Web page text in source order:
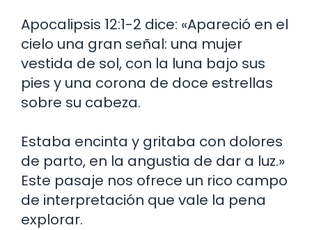
Apocalipsis 12:1-2 dice: «Apareció en el
cielo una gran señal: una mujer
vestida de sol, con la luna bajo sus
pies y una corona de doce estrellas
sobre su cabeza.
Estaba encinta y gritaba con dolores
de parto, en la angustia de dar a luz.»
Este pasaje nos ofrece un rico campo
de interpretación que vale la pena
explorar.